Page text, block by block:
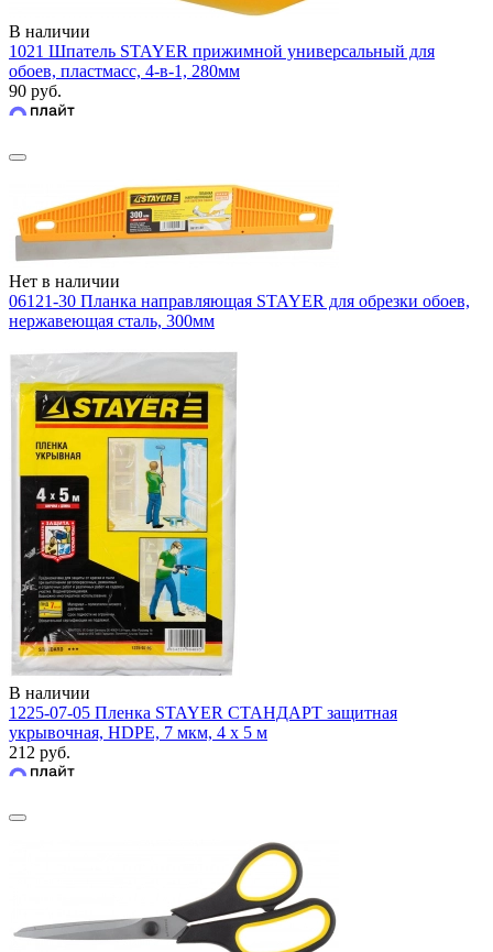
В наличии
1021 Шпатель STAYER прижимной универсальный для
обоев, пластмасс, 4-в-1, 280мм
90 руб.
Нет в наличии
06121-30 Планка направляющая STAYER для обрезки обоев,
нержавеющая сталь, 300мм
В наличии
1225-07-05 Пленка STAYER СТАНДАРТ защитная
укрывочная, HDPE, 7 мкм, 4 х 5 м
212 руб.